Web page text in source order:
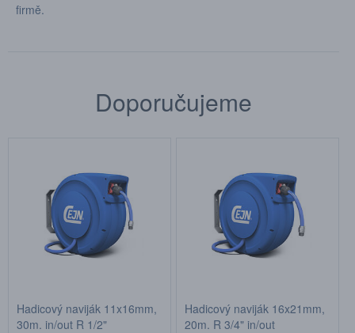
firmě.
Doporučujeme
Hadicový naviják 11x16mm,
30m, in/out R 1/2"
Hadicový naviják 16x21mm,
20m, R 3/4" in/out